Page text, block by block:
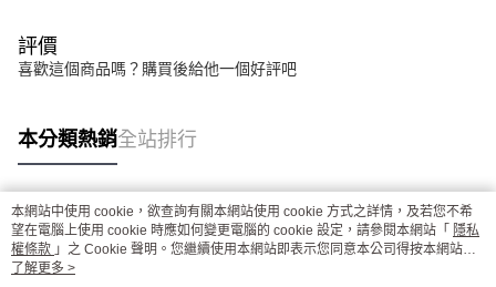
評價
喜歡這個商品嗎？購買後給他一個好評吧
本分類熱銷全站排行
熱門標籤
本網站中使用 cookie，欲查詢有關本網站使用 cookie 方式之詳情，及若您不希
望在電腦上使用 cookie 時應如何變更電腦的 cookie 設定，請參閱本網站「 隱私
權條款 」之 Cookie 聲明。您繼續使用本網站即表示您同意本公司得按本網站使
用條款之 Cookie 聲明使用 cookie。
了解更多 >